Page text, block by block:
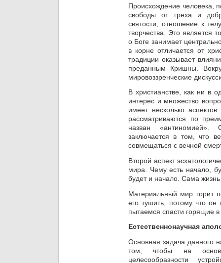
Происхождение человека,
свободы от греха и
святости, отношение к
творчества. Это является
о Боге занимает
в корне отличается от
традиции оказывает
преданным Кришны.
мировоззренческие
В христианстве, как ни в
интерес и множество
имеет несколько
рассматриваются по
назван «антиномией».
заключается в том, что
совмещаться с вечной
Второй аспект
мира. Чему есть начало,
будет и начало. Сама
Материальный мир горит
его тушить, потому что
пытаемся спасти горящие
Естественнонаучная
Основная задача данного
том, чтобы на
целесообразности